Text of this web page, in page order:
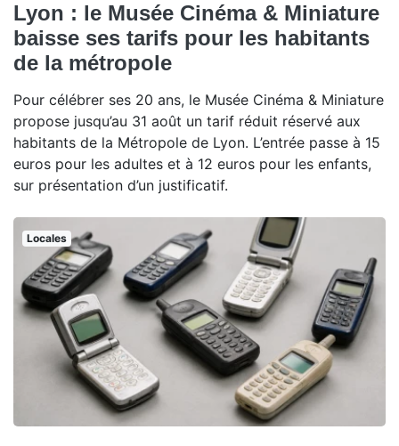
Lyon : le Musée Cinéma & Miniature
baisse ses tarifs pour les habitants
de la métropole
Pour célébrer ses 20 ans, le Musée Cinéma & Miniature
propose jusqu’au 31 août un tarif réduit réservé aux
habitants de la Métropole de Lyon. L’entrée passe à 15
euros pour les adultes et à 12 euros pour les enfants,
sur présentation d’un justificatif.
Locales